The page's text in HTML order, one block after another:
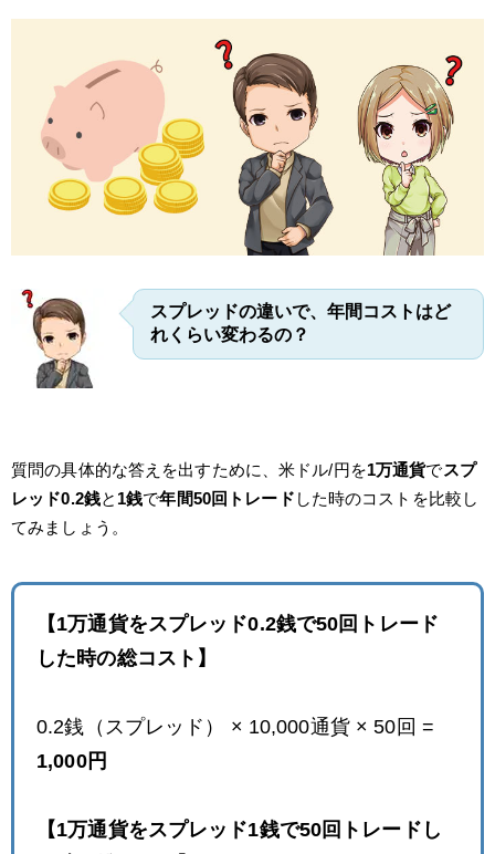
スプレッドの違いで、年間コストはど
れくらい変わるの？
質問の具体的な答えを出すために、米ドル/円を1万通貨でスプ
レッド0.2銭と 1銭で年間50回トレード した時のコストを比較し
てみましょう。
【1万通貨をスプレッド0.2銭で50回トレード
した時の総コスト】
0.2銭（スプレッド） × 10,000通貨 × 50回 =
1,000円
【1万通貨をスプレッド1銭で50回トレードし